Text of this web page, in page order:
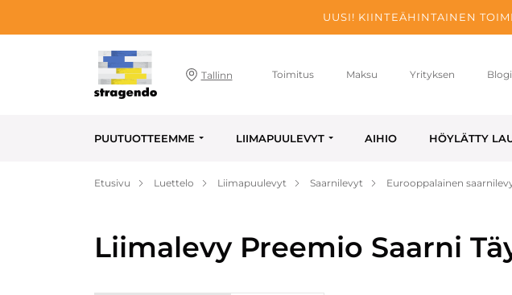
UUSI! KIINTEÄHINTAINEN
Tallinn Toimitus Maksu Yrityksen Blogi
PUUTUOTTEEMME LIIMAPUULEVYT AIHIO HÖYLÄTTY
Etusivu Luettelo Liimapuulevyt Saarnilevyt Eurooppalainen
Liimalevy Preemio Saarni